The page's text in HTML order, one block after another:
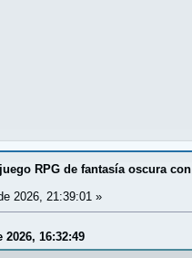
RPG de fantasía oscura con
2026, 21:39:01 »
16:32:49